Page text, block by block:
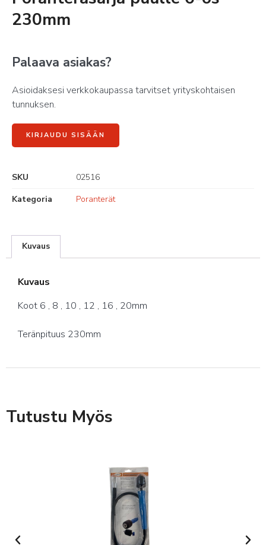
230mm
Palaava asiakas?
Asioidaksesi verkkokaupassa tarvitset yrityskohtaisen
tunnuksen.
KIRJAUDU SISÄÄN
SKU
02516
Kategoria
Poranterät
Kuvaus
Kuvaus
Koot 6 , 8 , 10 , 12 , 16 , 20mm
Teränpituus 230mm
Tutustu Myös